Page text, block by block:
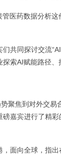
管医药数据分析
共同探讨交流
索AI赋能路径、
聚焦到对外交易
嘉宾进行了精
面向全球，指